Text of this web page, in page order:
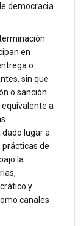
democracia
en
o
sin que
o sanción
a
lugar a
prácticas de
la
y
canales